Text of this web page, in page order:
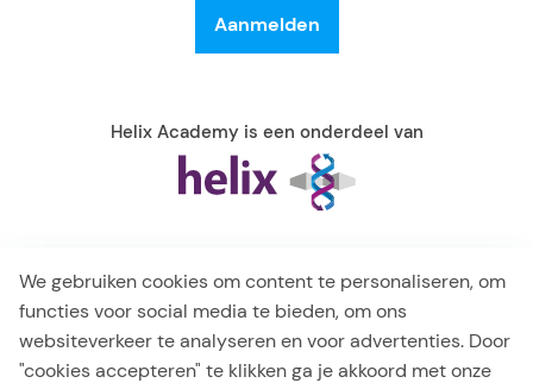
Helix Academy is een onderdeel van
We gebruiken cookies om content te personaliseren, om
functies voor social media te bieden, om ons
websiteverkeer te analyseren en voor advertenties. Door
"cookies accepteren" te klikken ga je akkoord met onze